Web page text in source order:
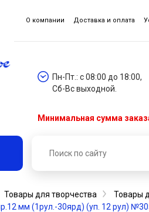
О компании Доставка и оплата
Пн-Пт.: с 08:00 до 18:00,
Сб-Вс выходной.
Минимальная сумма
Товары для творчества
Товары
мм (1рул.-30ярд) (уп. 12 рул)